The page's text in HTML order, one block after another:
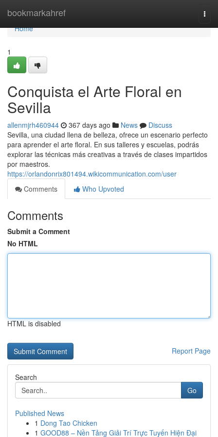
bookmarkahref
Home
Home
1
Conquista el Arte Floral en
Sevilla
allenmjrh460944 367 days ago News
Discuss
Sevilla, una ciudad llena de belleza, ofrece un escenario perfecto
para aprender el arte floral. En sus talleres y escuelas, podrás
explorar las técnicas más creativas a través de clases impartidos
por maestros.
https://orlandonrix801494.wikicommunication.com/user
Comments
Who Upvoted
Comments
Submit a Comment
No HTML
HTML is disabled
Report Page
Search
Go
Published News
1 Dong Tao Chicken
1 GOOD88 – Nền Tảng Giải Trí Trực Tuyến Hiện Đại